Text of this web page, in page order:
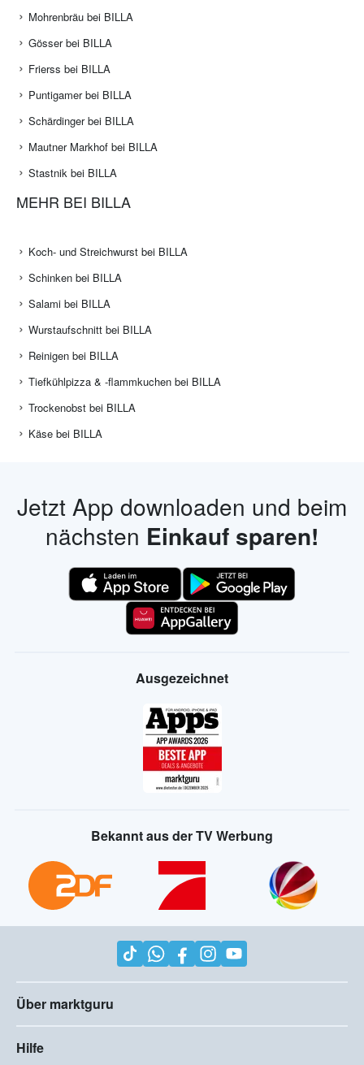
Mohrenbräu bei BILLA
Gösser bei BILLA
Frierss bei BILLA
Puntigamer bei BILLA
Schärdinger bei BILLA
Mautner Markhof bei BILLA
Stastnik bei BILLA
MEHR BEI BILLA
Koch- und Streichwurst bei BILLA
Schinken bei BILLA
Salami bei BILLA
Wurstaufschnitt bei BILLA
Reinigen bei BILLA
Tiefkühlpizza & -flammkuchen bei BILLA
Trockenobst bei BILLA
Käse bei BILLA
Jetzt App downloaden und beim
nächsten Einkauf sparen!
Ausgezeichnet
Bekannt aus der TV Werbung
Über marktguru
Hilfe